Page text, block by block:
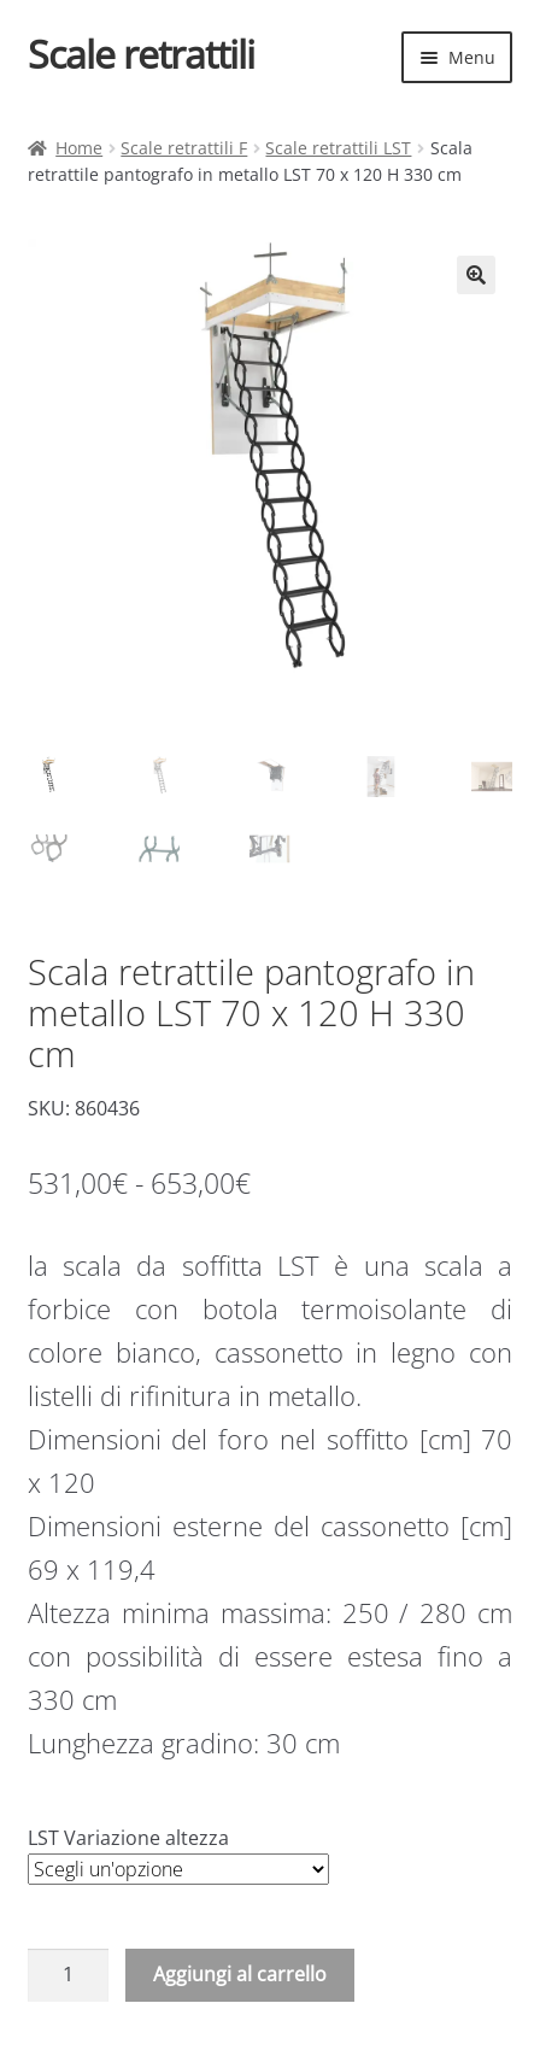
Vai
alla
Vai
al
Scale retrattili Menu
Contatti
Home Scale retrattili F Scale retrattili LST
Scala
retrattile pantografo in metallo LST 70 x 120 H 330 cm
Scala retrattile pantografo in
metallo LST 70 x 120 H 330
cm
SKU: 860436
531,00€ - 653,00€Fascia
prezzo:
da
531,00€
a
653,00€
la scala da soffitta LST è una scala a
forbice con botola termoisolante di
colore bianco, cassonetto in legno con
listelli di rifinitura in metallo.
Dimensioni del foro nel soffitto [cm] 70
x 120
Dimensioni esterne del cassonetto [cm]
69 x 119,4
Altezza minima massima: 250 / 280 cm
con possibilità di essere estesa fino a
330 cm
Lunghezza gradino: 30 cm
LST Variazione altezza
Aggiungi al carrello